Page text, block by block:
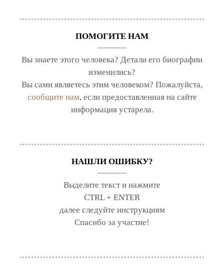
ПОМОГИТЕ НАМ
Вы знаете этого человека? Детали его биографии
изменились?
Вы сами являетесь этим человеком? Пожалуйста,
сообщите нам, если предоставленная на сайте
информация устарела.
НАШЛИ ОШИБКУ?
Выделите текст и нажмите
CTRL + ENTER
далее следуйте инструкциям
Спасибо за участие!